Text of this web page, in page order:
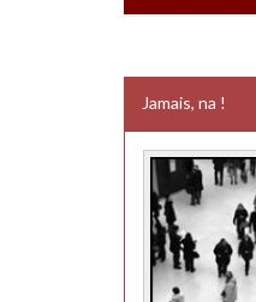
Jamais, na !